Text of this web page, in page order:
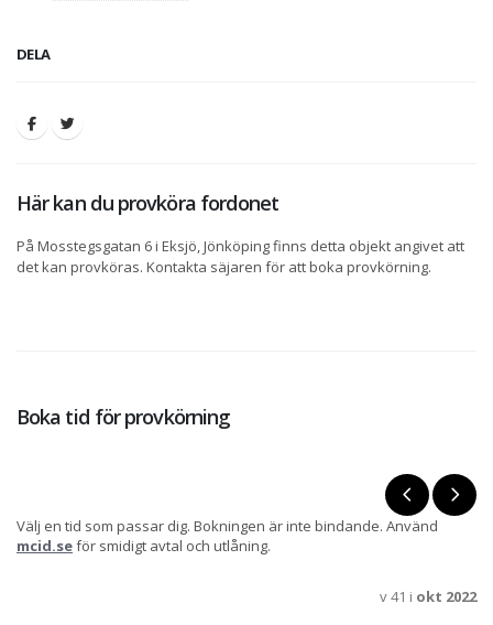
DELA
Här kan du provköra fordonet
På Mosstegsgatan 6 i Eksjö, Jönköping finns detta objekt angivet att
det kan provköras. Kontakta säjaren för att boka provkörning.
Boka tid för provkörning
Välj en tid som passar dig. Bokningen är inte bindande. Använd
mcid.seför smidigt avtal och utlåning.
v 41 i okt 2022